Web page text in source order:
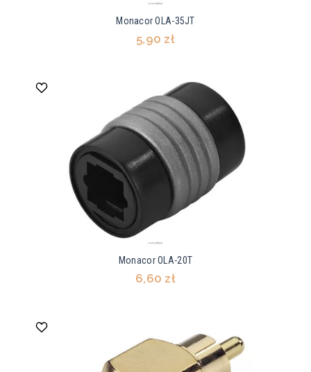
Monacor OLA-35JT
5,90 zł
Monacor OLA-20T
6,60 zł